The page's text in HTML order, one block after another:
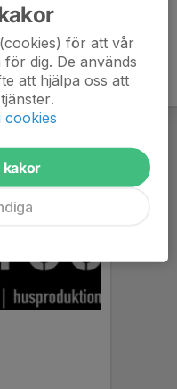
för att vår
dig. De används
att hjälpa oss att
cookies
kakor